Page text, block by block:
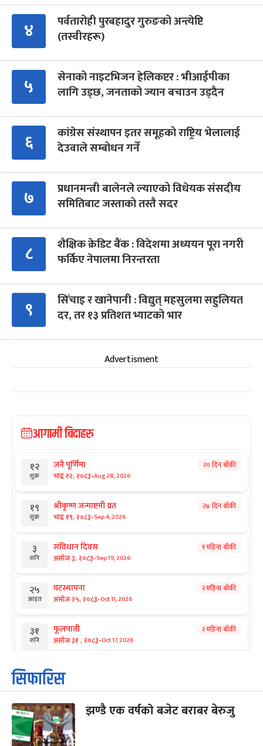
४
पर्वतारोही पुरबहादुर गुरुङको अन्त्येष्टि
(तस्वीरहरू)
५
सेनाको नाइटभिजन हेलिकप्टर : भीआईपीका
लागि उड्छ, जनताको ज्यान बचाउन उड्दैन
६
कांग्रेस संस्थापन इतर समूहको राष्ट्रिय भेलालाई
देउवाले सम्बोधन गर्ने
७
प्रधानमन्त्री बालेनले ल्याएको विधेयक संसदीय
समितिबाट जस्ताको तस्तै सदर
८
शैक्षिक क्रेडिट बैंक : विदेशमा अध्ययन पूरा नगरी
फर्किए नेपालमा निरन्तरता
९
सिँचाइ र खानेपानी : विद्युत् महसुलमा सहुलियत
दर, तर १३ प्रतिशत भ्याटको भार
Advertisment
आगामी बिदाहरु
१२
शुक्र
जनै पूर्णिमा
भाद्र १२, २०८३-Aug 28, 2026
२० दिन बाँकी
१९
शुक्र
श्रीकृष्ण जन्माष्टमी व्रत
भाद्र १९, २०८३-Sep 4, 2026
२७ दिन बाँकी
३
शनि
संविधान दिवस
असोज ३, २०८३-Sep 19, 2026
१ महिना बाँकी
२५
आइत
घटस्थापना
असोज २५, २०८३-Oct 11, 2026
२ महिना बाँकी
३१
शनि
फूलपाती
असोज ३१ , २०८३-Oct 17, 2026
२ महिना बाँकी
१
आइत
कार्तिक सङ्क्रान्ति
कार्तिक १, २०८३
३
मंगल
महानवमी
कार्तिक ३, २०८३
२ महिना बाँकी
सिफारिस
झण्डै एक वर्षको बजेट बराबर बेरुजु